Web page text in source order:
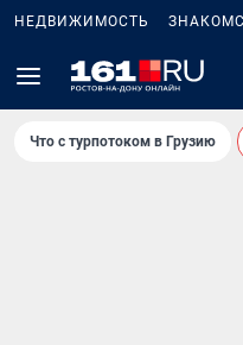
НЕДВИЖИМОСТЬ
Что с турпотоком в Грузию